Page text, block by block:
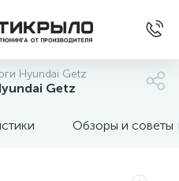
Hyundai Getz
Getz
Обзоры и советы